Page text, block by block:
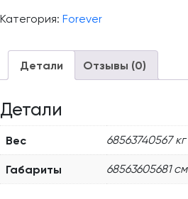
Категория: Forever
Детали Отзывы (0)
Детали
Вес 68563740567 кг
Габариты 68563605681 см